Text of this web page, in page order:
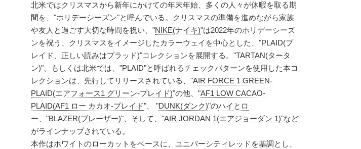
北米ではクリスマスから新年にかけての年末年始、多くの人々が休暇を取る期
間を、"ホリデーシーズン"と呼んでいる。クリスマスの準備を進めながら家族
や友人と過ごす大切な時間を祝い、"NIKE(ナイキ)"は2022年のホリデーシーズ
ンを祝う、クリスマスをイメージしたカラーウェイを中心とした、"PLAID(プ
レイド、正しい読みはプラッド)"コレクションを展開する。"TARTAN(タータ
ン)"、もしくは北米では、"PLAID"と呼ばれるチェックパターンを使用した本コ
レクションは、先行してリリースされている、"AIR FORCE 1 GREEN-
PLAID(エアフォース1 グリーン-プレイド)"の他、"AF1 LOW CACAO-
PLAID(AF1 ロー カカオ-プレイド"、 "DUNK(ダンク)"のハイ と ロ
ー 、"BLAZER(ブレーザー)"、そして、"AIR JORDAN 1(エアジョーダン 1)"など
がラインナップされている。
本作はホワイトのローカットをベースに、ユニバーシティレッドを基調とし、